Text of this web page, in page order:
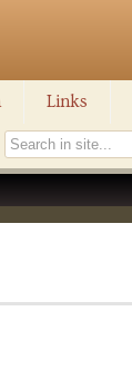
Links